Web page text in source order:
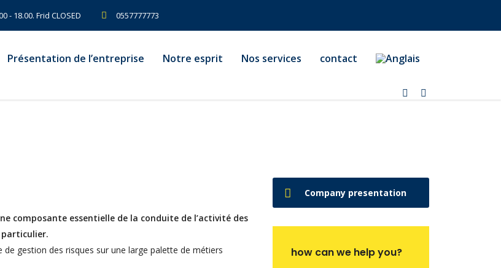
- 18.00. Frid CLOSED 0557777773
Présentation de l’entreprise Notre esprit Nos services contact
composante essentielle de la conduite de l’activité des
particulier.
gestion des risques sur une large palette de métiers
Company presentation
how can we help you?